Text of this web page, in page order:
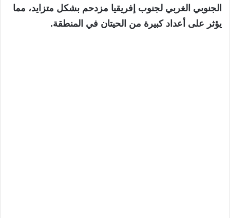
الجنوبي الغربي لجنوب إفريقيا مزدحم بشكل متزايد، مما
يؤثر على أعداد كبيرة من الحيتان في المنطقة.